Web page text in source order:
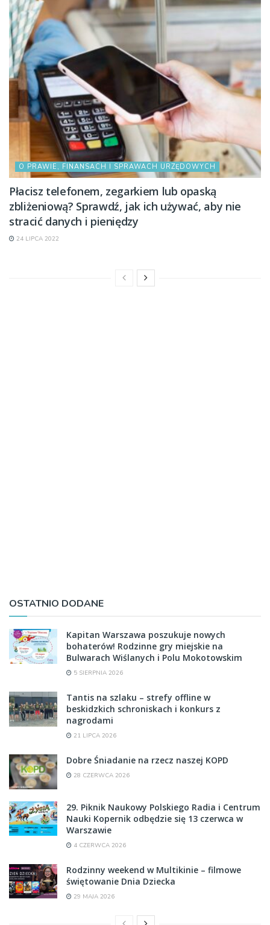
O PRAWIE, FINANSACH I SPRAWACH URZĘDOWYCH
Płacisz telefonem, zegarkiem lub opaską
zbliżeniową? Sprawdź, jak ich używać, aby nie
stracić danych i pieniędzy
24 LIPCA 2022
OSTATNIO DODANE
Kapitan Warszawa poszukuje nowych
bohaterów! Rodzinne gry miejskie na
Bulwarach Wiślanych i Polu Mokotowskim
5 SIERPNIA 2026
Tantis na szlaku – strefy offline w
beskidzkich schroniskach i konkurs z
nagrodami
21 LIPCA 2026
Dobre Śniadanie na rzecz naszej KOPD
28 CZERWCA 2026
29. Piknik Naukowy Polskiego Radia i Centrum
Nauki Kopernik odbędzie się 13 czerwca w
Warszawie
4 CZERWCA 2026
Rodzinny weekend w Multikinie – filmowe
świętowanie Dnia Dziecka
29 MAJA 2026